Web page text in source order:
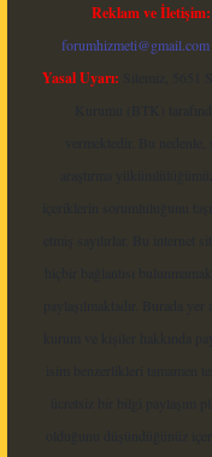
Reklam ve İletişim:
forumhizmeti@gmail.com
Yasal Uyarı: